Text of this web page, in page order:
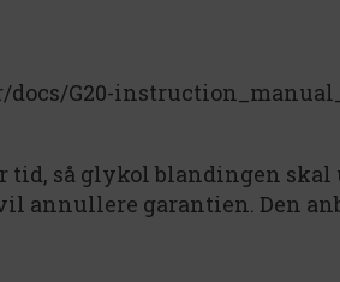
G20-
så glykol blandingen skal
annullere garantien. Den